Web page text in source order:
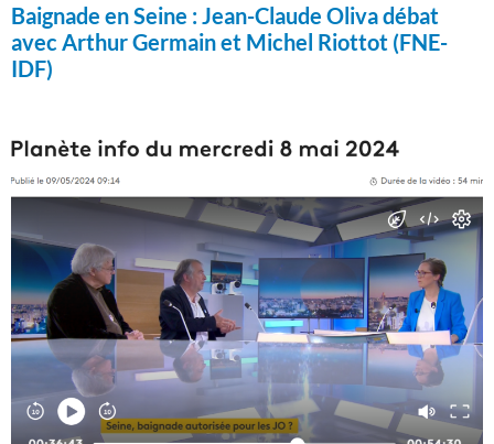
Baignade en Seine :Jean-Claude Oliva débat
avec Arthur Germain et Michel Riottot (FNE-
IDF)